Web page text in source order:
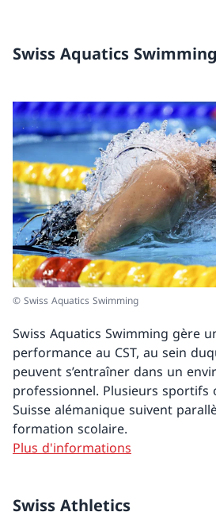
Swiss Aquatics Swimming
© Swiss Aquatics Swimming
Swiss Aquatics Swimming gère
performance au CST, au sein
peuvent s’entraîner dans un
professionnel. Plusieurs sportifs
Suisse alémanique suivent
formation scolaire.
Plus d'informations
Swiss Athletics